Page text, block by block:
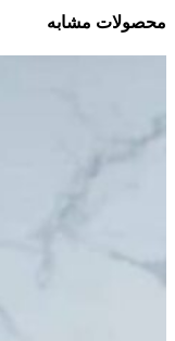
محصولات مشابه